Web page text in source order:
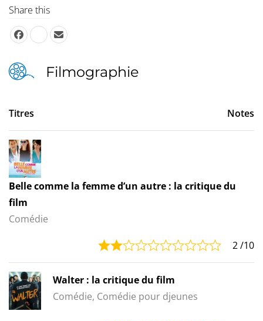
Share this
Filmographie
Titres Notes
Belle comme la femme d’un autre : la critique du
film
Comédie
2/10
Walter : la critique du film
Comédie, Comédie pour djeunes